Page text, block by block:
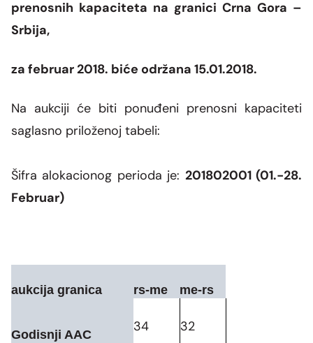
Grupa za rad SMM bloka
Priključenje na prenosnu mrežu
Naše kompanije
Organizaciona šema
Međunarodni propisi
Podzakonski akti
Interna akta CGES-a
Slobodan pristup informacijama
Razvoj sistema
prenosnih kapaciteta na granici Crna Gora –
Srbija,
za februar 2018. biće održana 15.01.2018.
Na aukciji će biti ponuđeni prenosni kapaciteti
saglasno priloženoj tabeli:
Šifra alokacionog perioda je: 201802001 (01.-28.
Februar)
aukcija granica rs-me me-rs
Godisnji AAC 34 32